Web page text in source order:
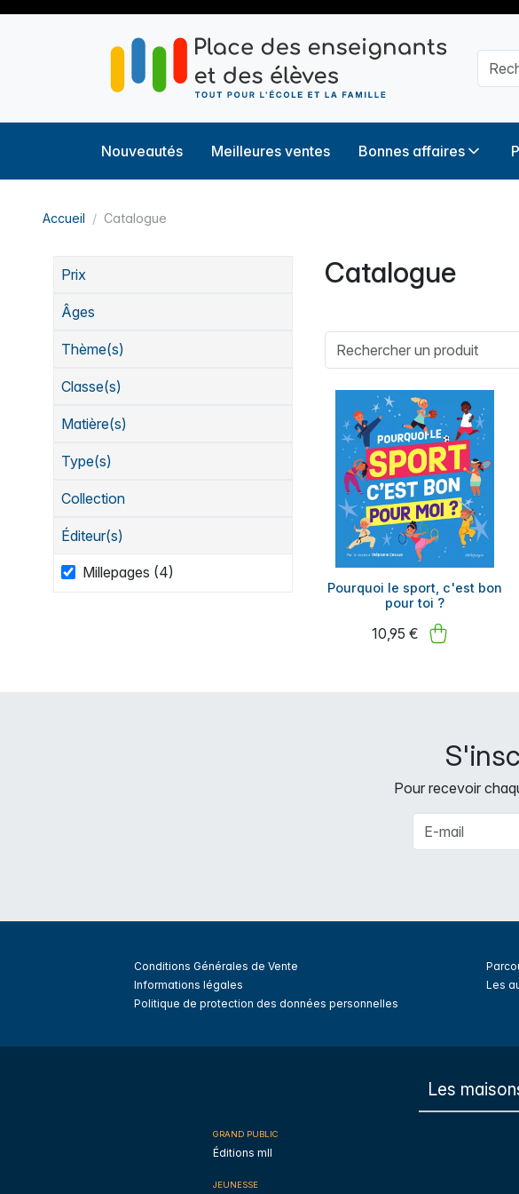
Nouveautés Meilleures ventes Bonnes affaires
Accueil Catalogue
Prix
Âges
Thème(s)
Classe(s)
Matière(s)
Type(s)
Collection
Éditeur(s)
Millepages (4)
Catalogue
Pourquoi le sport, c'est bon
pour toi ?
10,95 €
Pour recevoir
Conditions Générales de Vente
Informations légales
Politique de protection des données personnelles
Les
Les
GRAND PUBLIC
Éditions mll
JEUNESSE